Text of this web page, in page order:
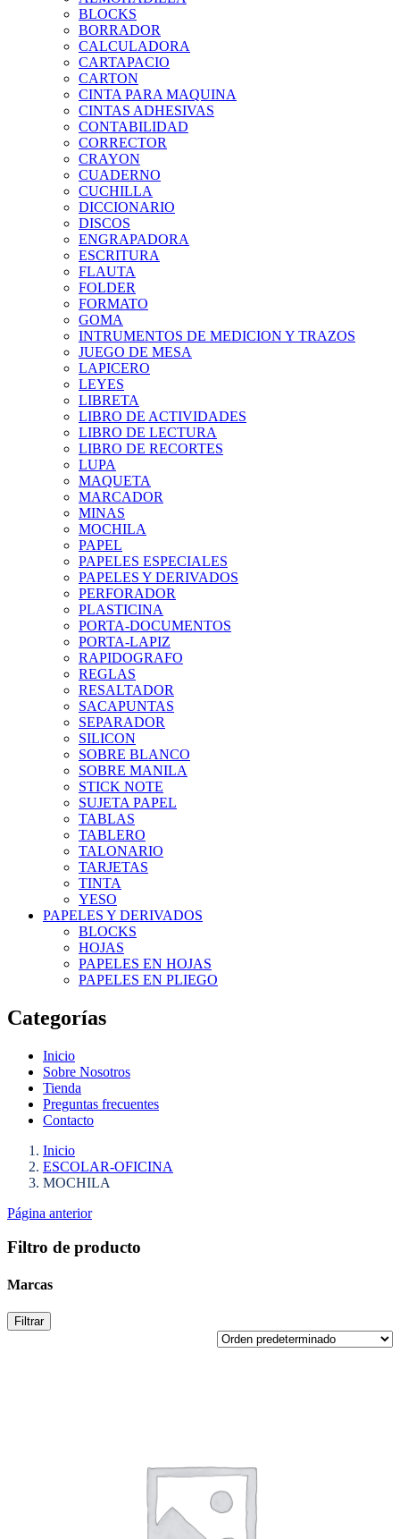
BLOCKS
BORRADOR
CALCULADORA
CARTAPACIO
CARTON
CINTA PARA MAQUINA
CINTAS ADHESIVAS
CONTABILIDAD
CORRECTOR
CRAYON
CUADERNO
CUCHILLA
DICCIONARIO
DISCOS
ENGRAPADORA
ESCRITURA
FLAUTA
FOLDER
FORMATO
GOMA
INTRUMENTOS DE MEDICION Y TRAZOS
JUEGO DE MESA
LAPICERO
LEYES
LIBRETA
LIBRO DE ACTIVIDADES
LIBRO DE LECTURA
LIBRO DE RECORTES
LUPA
MAQUETA
MARCADOR
MINAS
MOCHILA
PAPEL
PAPELES ESPECIALES
PAPELES Y DERIVADOS
PERFORADOR
PLASTICINA
PORTA-DOCUMENTOS
PORTA-LAPIZ
RAPIDOGRAFO
REGLAS
RESALTADOR
SACAPUNTAS
SEPARADOR
SILICON
SOBRE BLANCO
SOBRE MANILA
STICK NOTE
SUJETA PAPEL
TABLAS
TABLERO
TALONARIO
TARJETAS
TINTA
YESO
PAPELES Y DERIVADOS
BLOCKS
HOJAS
PAPELES EN HOJAS
PAPELES EN PLIEGO
Categorías
Inicio
Sobre Nosotros
Tienda
Preguntas frecuentes
Contacto
Inicio
ESCOLAR-OFICINA
MOCHILA
Página anterior
Filtro de producto
Marcas
Filtrar